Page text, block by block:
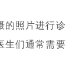
的照片进行诊
生们通常需要